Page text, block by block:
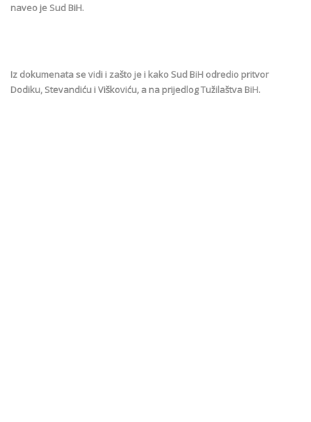
naveo je Sud BiH.
Iz dokumenata se vidi i zašto je i kako Sud BiH odredio pritvor
Dodiku, Stevandiću i Viškoviću, a na prijedlog Tužilaštva BiH.